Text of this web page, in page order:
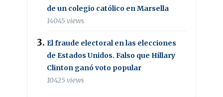
de un colegio católico en Marsella
14045 views
El fraude electoral en las elecciones
de Estados Unidos. Falso que Hillary
Clinton ganó voto popular
10425 views